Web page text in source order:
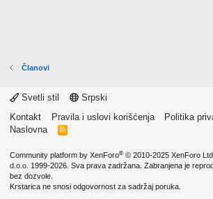
Članovi
Svetli stil
Srpski
Kontakt
Pravila i uslovi korišćenja Politika
Naslovna
R
Community platform by XenForo® © 2010-2025 XenForo Ltd.
d.o.o. 1999-2026. Sva prava zadržana. Zabranjena je
bez dozvole.
Krstarica ne snosi odgovornost za sadržaj poruka.